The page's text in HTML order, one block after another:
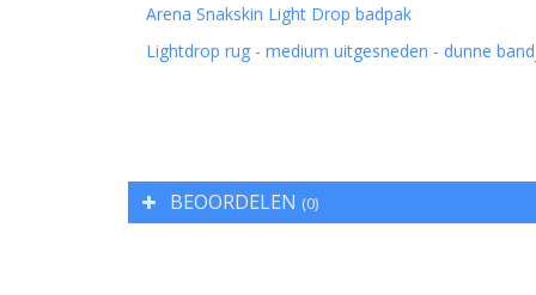
Arena Snakskin Light Drop badpak
Lightdrop rug - medium uitgesneden - dunne
BEOORDELEN (0)